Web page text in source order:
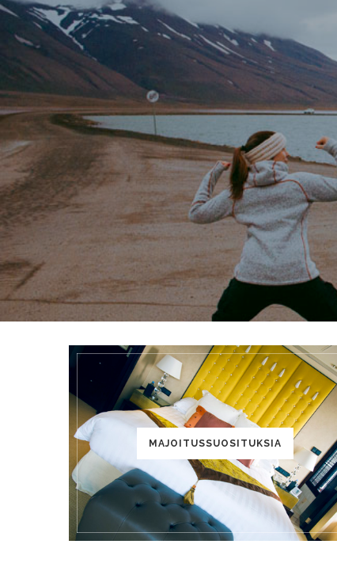
MAJOITUSSUOSITUKSIA